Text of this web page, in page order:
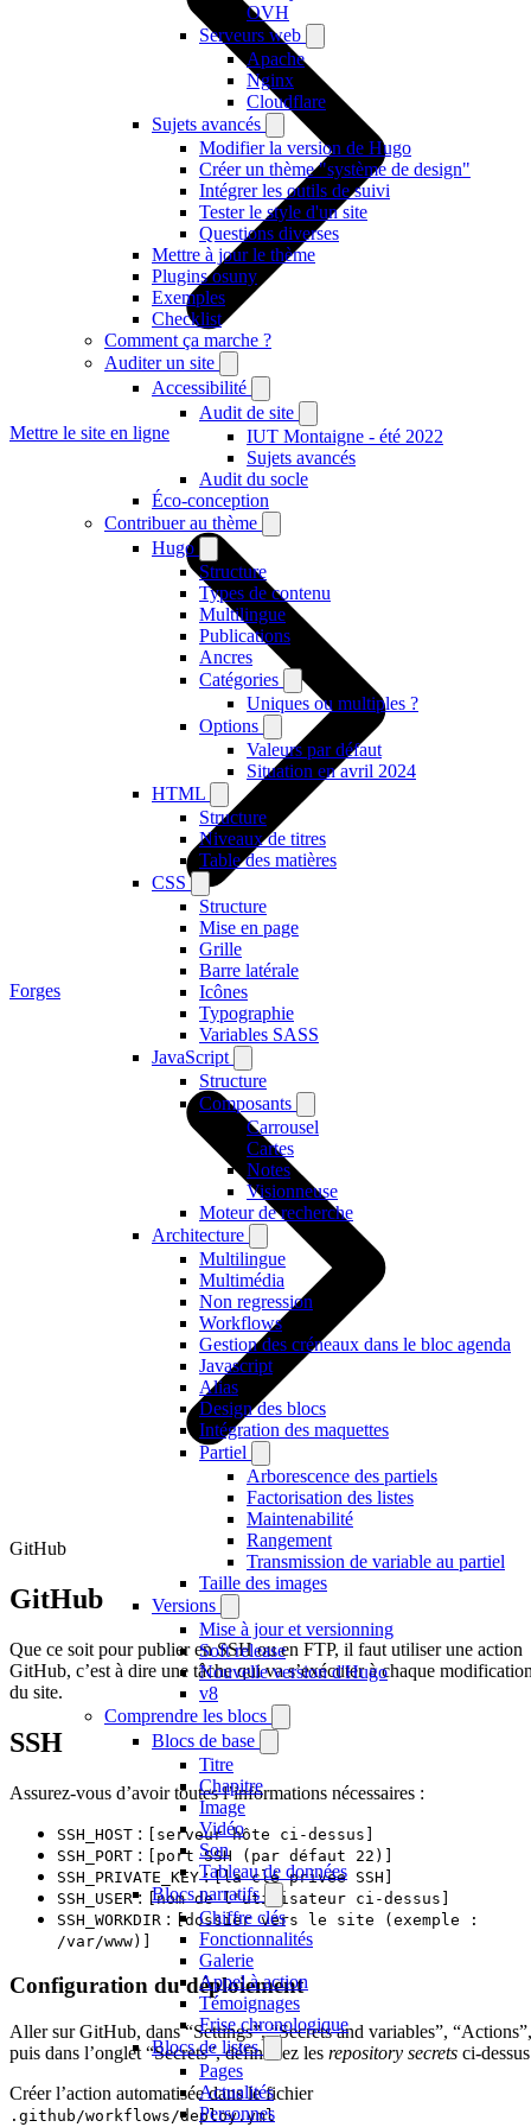
OVH
Serveurs web
Apache
Nginx
Cloudflare
Sujets avancés
Modifier la version de Hugo
Créer un thème "système de design"
Intégrer les outils de suivi
Tester le style d'un site
Questions diverses
Mettre à jour le thème
Plugins osuny
Exemples
Checklist
Comment ça marche ?
Auditer un site
Accessibilité
Audit de site
IUT Montaigne - été 2022
Sujets avancés
Audit du socle
Éco-conception
Contribuer au thème
Hugo
Structure
Types de contenu
Multilingue
Publications
Ancres
Catégories
Uniques ou multiples ?
Options
Valeurs par défaut
Situation en avril 2024
HTML
Structure
Niveaux de titres
Table des matières
CSS
Structure
Mise en page
Grille
Barre latérale
Icônes
Typographie
Variables SASS
JavaScript
Structure
Composants
Carrousel
Cartes
Notes
Visionneuse
Moteur de recherche
Architecture
Multilingue
Multimédia
Non regression
Workflows
Gestion des créneaux dans le bloc agenda
Javascript
Alias
Design des blocs
Intégration des maquettes
Partiel
Arborescence des partiels
Factorisation des listes
Maintenabilité
Rangement
Transmission de variable au partiel
Taille des images
Versions
Mise à jour et versionning
Soft release
Nouvelle version d'Hugo
v8
Comprendre les blocs
Blocs de base
Titre
Chapitre
Image
Vidéo
Son
Tableau de données
Blocs narratifs
Chiffre clés
Fonctionnalités
Galerie
Appel à action
Témoignages
Frise chronologique
Blocs de listes
Pages
Actualités
Personnes
Mettre le site en ligne
Forges
GitHub
GitHub
Que ce soit pour publier en SSH ou en FTP, il faut utiliser une action
GitHub, c’est à dire une tâche qui va s’exécuter à chaque
du site.
SSH
Assurez-vous d’avoir toutes l’informations nécessaires :
SSH_HOST : [serveur hôte ci-dessus]
SSH_PORT : [port SSH (par défaut 22)]
SSH_PRIVATE_KEY:[la clé privée SSH]
SSH_USER: [nom de l'utilisateur ci-dessus]
SSH_WORKDIR : [dossier vers le site (exemple :
/var/www)]
Configuration du déploiement
Aller sur GitHub, dans “Settings”, “Secrets and variables”, “Actions”,
puis dans l’onglet “Secrets”, définissez les repository secrets ci-
Créer l’action automatisée dans le fichier
.github/workflows/deploy.yml